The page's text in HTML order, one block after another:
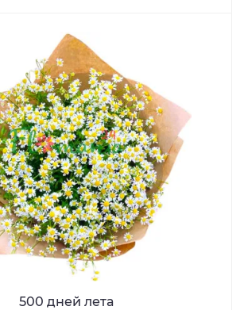
500 дней лета